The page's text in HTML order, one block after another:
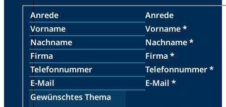
Anrede
Vorname*
Nachname*
Firma*
Telefonnummer*
E-Mail *